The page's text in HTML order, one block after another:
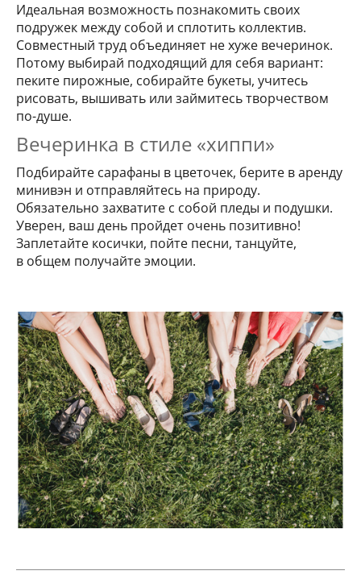
Идеальная возможность познакомить своих
подружек между собой и сплотить коллектив.
Совместный труд объединяет не хуже вечеринок.
Потому выбирай подходящий для себя вариант:
пеките пирожные, собирайте букеты, учитесь
рисовать, вышивать или займитесь творчеством
по-душе.
Вечеринка в стиле «хиппи»
Подбирайте сарафаны в цветочек, берите в аренду
минивэн и отправляйтесь на природу.
Обязательно захватите с собой пледы и подушки.
Уверен, ваш день пройдет очень позитивно!
Заплетайте косички, пойте песни, танцуйте,
в общем получайте эмоции.